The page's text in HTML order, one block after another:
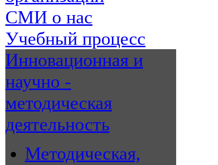
СМИ о нас
Учебный процесс
Инновационная и
научно -
методическая
деятельность
Методическая,